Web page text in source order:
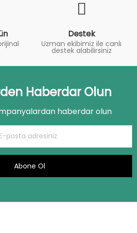
Destek
Uzman ekibimiz ile canlı
destek alabilirsiniz
Haberdar Olun
haberdar olun
Abone Ol